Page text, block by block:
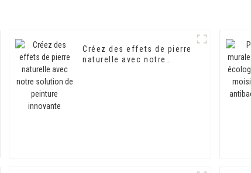
Créez des effets de pierre
naturelle avec notre